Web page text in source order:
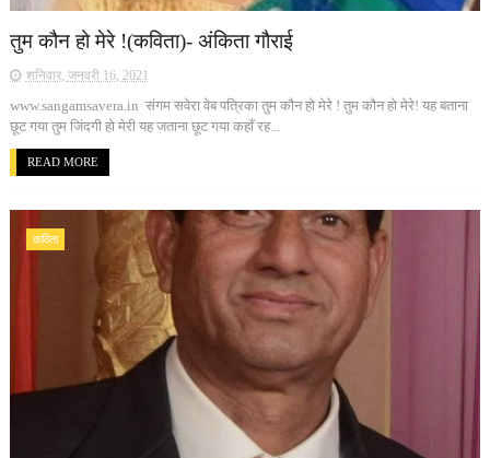
तुम कौन हो मेरे !(कविता)- अंकिता गौराई
शनिवार, जनवरी 16, 2021
www.sangamsavera.in संगम सवेरा वेब पत्रिका तुम कौन हो मेरे ! तुम कौन हो मेरे! यह बताना
छूट गया तुम जिंदगी हो मेरी यह जताना छूट गया कहाँ रह...
READ MORE
कविता